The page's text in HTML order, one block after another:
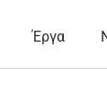
Έργα